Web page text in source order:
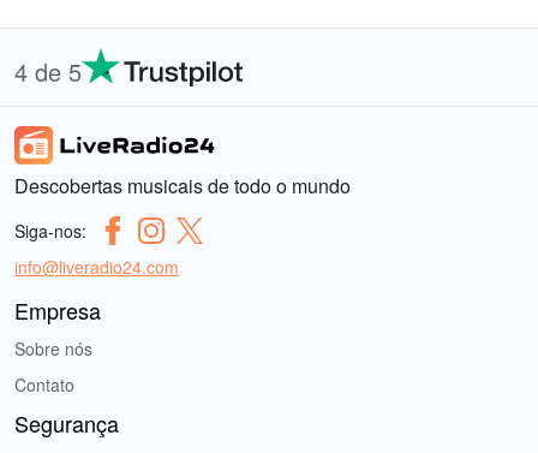
4 de 5
Descobertas musicais de todo o mundo
Siga-nos:
info@liveradio24.com
Empresa
Sobre nós
Contato
Segurança